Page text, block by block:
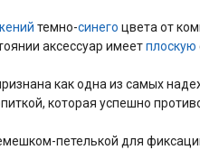
темно-синего цвета от
аксессуар имеетплоскую
как одна из самых
которая успешно
петелькой для